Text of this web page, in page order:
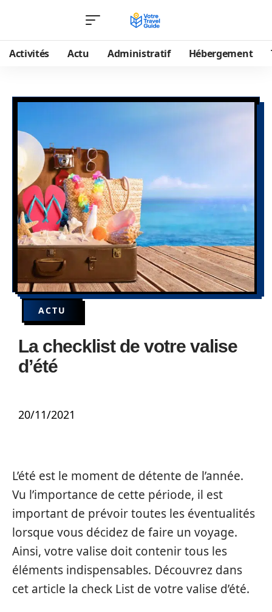
Activités Actu Administratif Hébergement
ACTU
La checklist de votre valise
d’été
20/11/2021
L’été est le moment de détente de l’année.
Vu l’importance de cette période, il est
important de prévoir toutes les éventualités
lorsque vous décidez de faire un voyage.
Ainsi, votre valise doit contenir tous les
éléments indispensables. Découvrez dans
cet article la check List de votre valise d’été.